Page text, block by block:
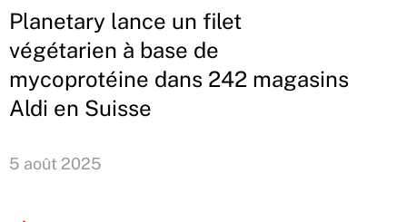
Planetary lance un filet
végétarien à base de
mycoprotéine dans 242 magasins
Aldi en Suisse
5 août 2025